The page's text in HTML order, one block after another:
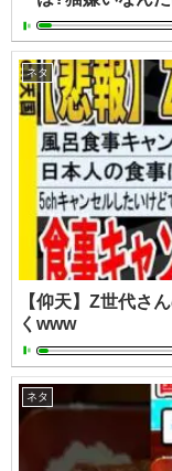
ネタ
【仰天】Z世代さ
くwww
ネタ